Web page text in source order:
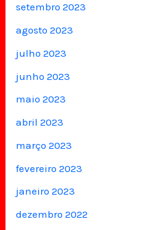
setembro 2023
agosto 2023
julho 2023
junho 2023
maio 2023
abril 2023
março 2023
fevereiro 2023
janeiro 2023
dezembro 2022